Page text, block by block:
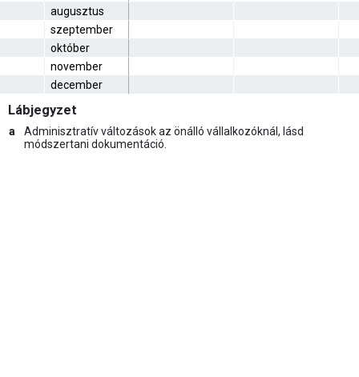
augusztus
szeptember
október
november
december
Lábjegyzet
a
Adminisztratív változások az önálló vállalkozóknál, lásd
módszertani dokumentáció.